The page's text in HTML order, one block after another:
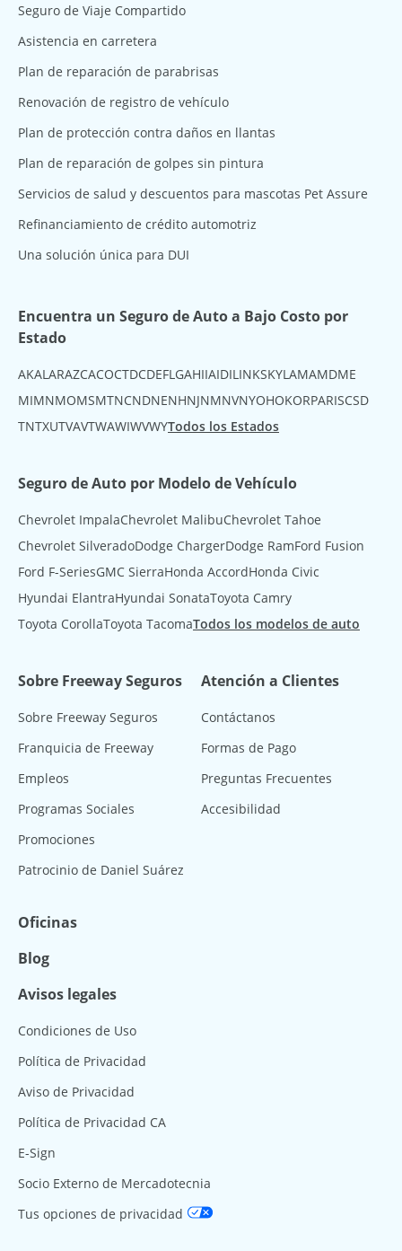
Seguro de Viaje Compartido
Asistencia en carretera
Plan de reparación de parabrisas
Renovación de registro de vehículo
Plan de protección contra daños en llantas
Plan de reparación de golpes sin pintura
Servicios de salud y descuentos para mascotas Pet Assure
Refinanciamiento de crédito automotriz
Una solución única para DUI
Encuentra un Seguro de Auto a Bajo Costo por
Estado
AKAL ARAZCACOCTDCDEFL GAHIIAIDIL INKSKYLAMAMDME
MIMNMOMSMTNCNDNENHNJNMNVNYOHOKORPARISCSD
TNTXUTVAVTWAWIWVWYTodos los Estados
Seguro de Auto por Modelo de Vehículo
Chevrolet ImpalaChevrolet MalibuChevrolet Tahoe
Chevrolet SilveradoDodge ChargerDodge RamFord Fusion
Ford F-SeriesGMC SierraHonda AccordHonda Civic
Hyundai ElantraHyundai SonataToyota Camry
Toyota CorollaToyota TacomaTodos los modelos de auto
Sobre Freeway Seguros
Sobre Freeway Seguros
Franquicia de Freeway
Empleos
Programas Sociales
Promociones
Patrocinio de Daniel Suárez
Atención a Clientes
Contáctanos
Formas de Pago
Preguntas Frecuentes
Accesibilidad
Oficinas
Blog
Avisos legales
Condiciones de Uso
Política de Privacidad
Aviso de Privacidad
Política de Privacidad CA
E-Sign
Socio Externo de Mercadotecnia
Tus opciones de privacidad